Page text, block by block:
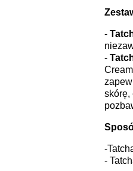
-
-
skórę,
-
-